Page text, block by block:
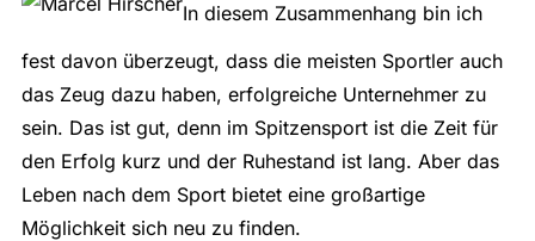
In diesem Zusammenhang bin ich
fest davon überzeugt, dass die meisten Sportler auch
das Zeug dazu haben, erfolgreiche Unternehmer zu
sein. Das ist gut, denn im Spitzensport ist die Zeit für
den Erfolg kurz und der Ruhestand ist lang. Aber das
Leben nach dem Sport bietet eine großartige
Möglichkeit sich neu zu finden.